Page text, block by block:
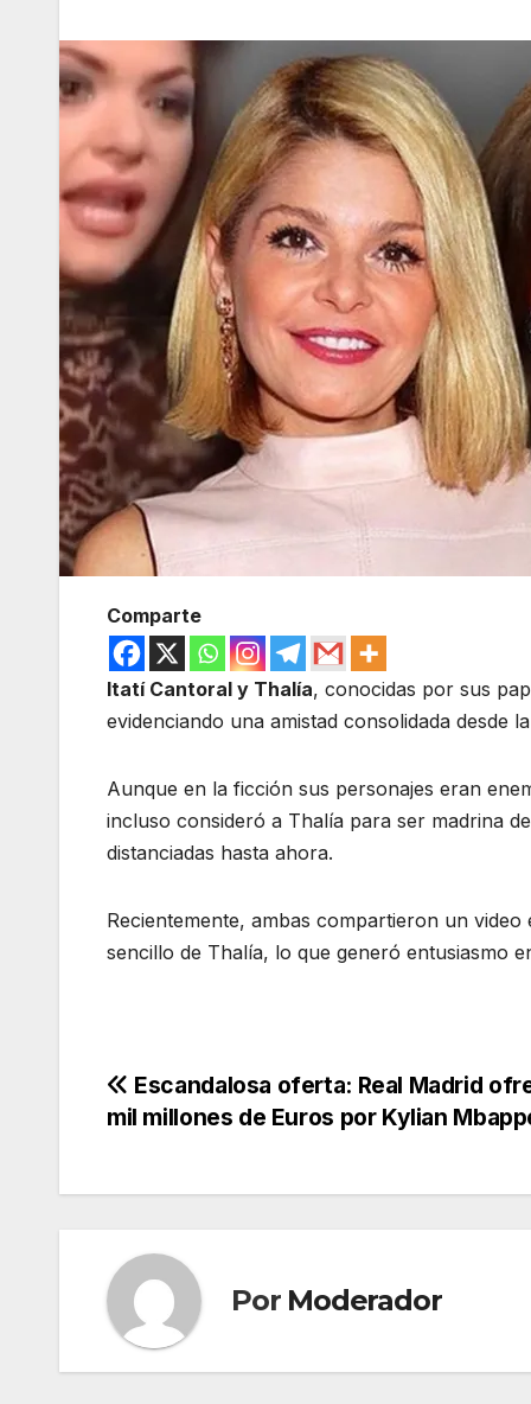
Comparte
Itatí Cantoral y Thalía, conocidas por sus
evidenciando una amistad consolidada desde
Aunque en la ficción sus personajes eran
incluso consideró a Thalía para ser madrina
distanciadas hasta ahora.
Recientemente, ambas compartieron un
sencillo de Thalía, lo que generó entusiasmo
Navegación
entradas
Escandalosa oferta: Real Madrid
mil millones de Euros por Kylian
Por Moderador